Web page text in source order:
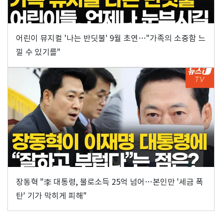
어린이 뮤지컬 '나는 반딧불' 9월 초연…"가족의 소중함 느
낄 수 있기를"
장동혁 "李 대통령, 불로소득 25억 넘어…본인만 '세금 폭
탄' 기가 막히게 피해"